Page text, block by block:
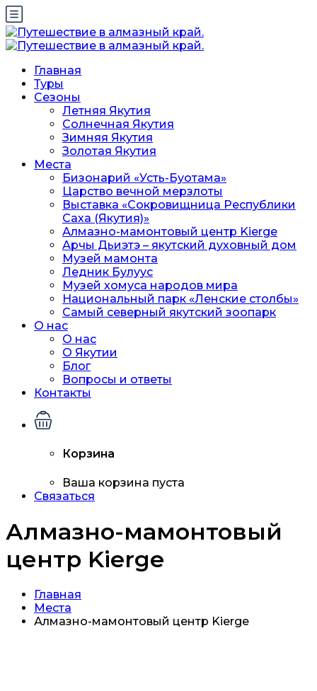
Главная
Туры
Сезоны
Летняя Якутия
Солнечная Якутия
Зимняя Якутия
Золотая Якутия
Места
Бизонарий «Усть-Буотама»
Царство вечной мерзлоты
Выставка «Сокровищница Республики
Саха (Якутия)»
Алмазно-мамонтовый центр Kierge
Арчы Дьиэтэ – якутский духовный дом
Музей мамонта
Ледник Булуус
Музей хомуса народов мира
Национальный парк «Ленские столбы»
Самый северный якутский зоопарк
О нас
О нас
О Якутии
Блог
Вопросы и ответы
Контакты
Корзина
Ваша корзина пуста
Связаться
Алмазно-мамонтовый
центр Kierge
Главная
Места
Алмазно-мамонтовый центр Kierge